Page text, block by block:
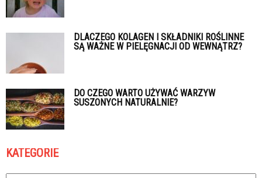
DLACZEGO KOLAGEN I SKŁADNIKI ROŚLINNE
SĄ WAŻNE W PIELĘGNACJI OD WEWNĄTRZ?
DO CZEGO WARTO UŻYWAĆ WARZYW
SUSZONYCH NATURALNIE?
KATEGORIE
Kategorie